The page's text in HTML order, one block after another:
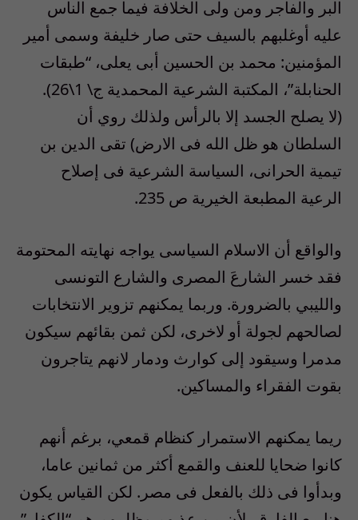
البر والفاجر ومن ولى الخلافة فيما جمع الناس
عليه أوغلبهم بالسيف حتى صار خليفة وسمى أمير
المؤمنين: محمد بن الحسين أبى يعلى، “طبقات
الحنابلة”، المكتبة الشرعية المحمدية ج\ 1\26).
(لا يصلح الجسد إلا بالرأس ولذلك روي أن
السلطان هو ظل الله فى الارض) تقى الدين بن
تيمية الحرانى، السياسة الشرعية فى إصلاح
الرعية المطبعة الخيرية ص 235.
والواقع أن الاسلام السياسى يواجه نهايته المحتومة
فقد خسر الشارعَ المصرى والشارع التونسى
والليبي بالضرورة. وربما يمكنهم تزوير الانتخابات
لصالحهم لجولة أو لاخرى، لكن ثمن بقائهم سيكون
مدمرا وسيقود إلى كوارث ودمار لانهم يتاجرون
بقوت الفقراء والمساكين.
ريما يمكنهم الاستمرار كنظام قمعي، برغم أنهم
كانوا ضحايا للعنف والقمع أكثر من ثمانين عاما،
وبدأوا فى ذلك بالفعل فى مصر. لكن القياس يكون